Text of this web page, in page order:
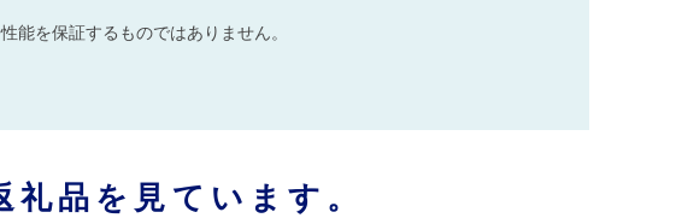
能を保証するものではありません。
品を見ています。